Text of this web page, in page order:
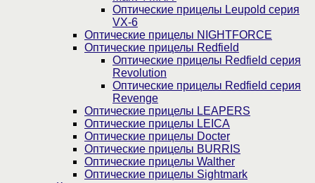
Оптические прицелы Leupold серия
VX-6
Оптические прицелы NIGHTFORCE
Оптические прицелы Redfield
Оптические прицелы Redfield серия
Revolution
Оптические прицелы Redfield серия
Revenge
Оптические прицелы LEAPERS
Оптические прицелы LEICA
Оптические прицелы Docter
Оптические прицелы BURRIS
Оптические прицелы Walther
Оптические прицелы Sightmark